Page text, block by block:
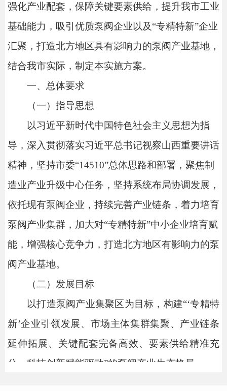
强化产业配套， 保障关键要素供给， 提升我市工业
基础能力， 吸引优质泵阀企业以及“专精特新”企业
汇聚， 打造北方地区具有影响力的泵阀产业基地，
结合我市实际， 制定本实施方案。
一、 总体要求
（一） 指导思想
以习近平新时代中国特色社会主义思想为指
导，深入贯彻落实习近平总书记视察山西重要讲话
精神， 坚持市委“14510”总体思路和部署， 聚焦制
造业产业升级中心任务，坚持系统布局协调发展，
依托现有泵阀企业 ， 持续完善产业链条，着力培育
泵阀产业集群，加大对“专精特新”中小企业培育赋
能，增强核心竞争力， 打造北方地区有影响力的泵
阀产业基地。
（二）发展目标
以打造泵阀产业集聚区为目标，构建“‘专精特
新’企业引领发展、市场主体集群集聚、产业链条
延伸拓展、关键配套完备高效、要素供给精准充
分、科技创新赋能驱动”的泵阀产业生态格局。